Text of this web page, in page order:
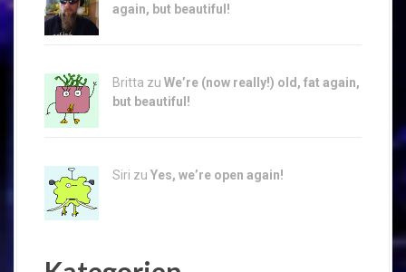
again, but beautiful!
Britta zu We’re (now really!) old, fat again,
but beautiful!
Siri zu Yes, we’re open again!